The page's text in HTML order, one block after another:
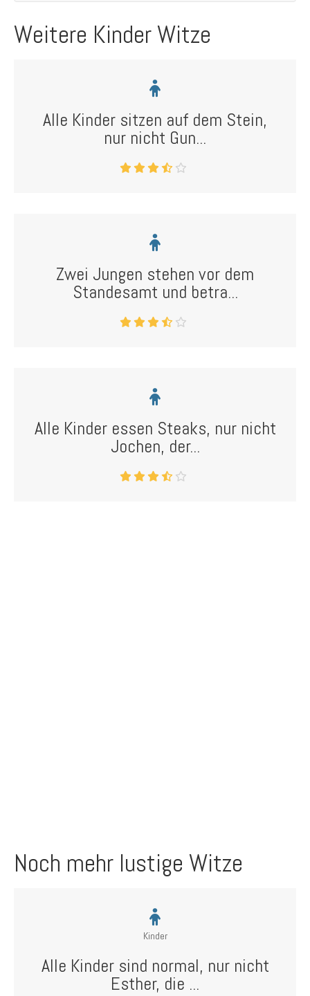
Weitere Kinder Witze
Alle Kinder sitzen auf dem Stein,
nur nicht Gun...
Zwei Jungen stehen vor dem
Standesamt und betra...
Alle Kinder essen Steaks, nur nicht
Jochen, der...
Noch mehr lustige Witze
Kinder
Alle Kinder sind normal, nur nicht
Esther, die ...